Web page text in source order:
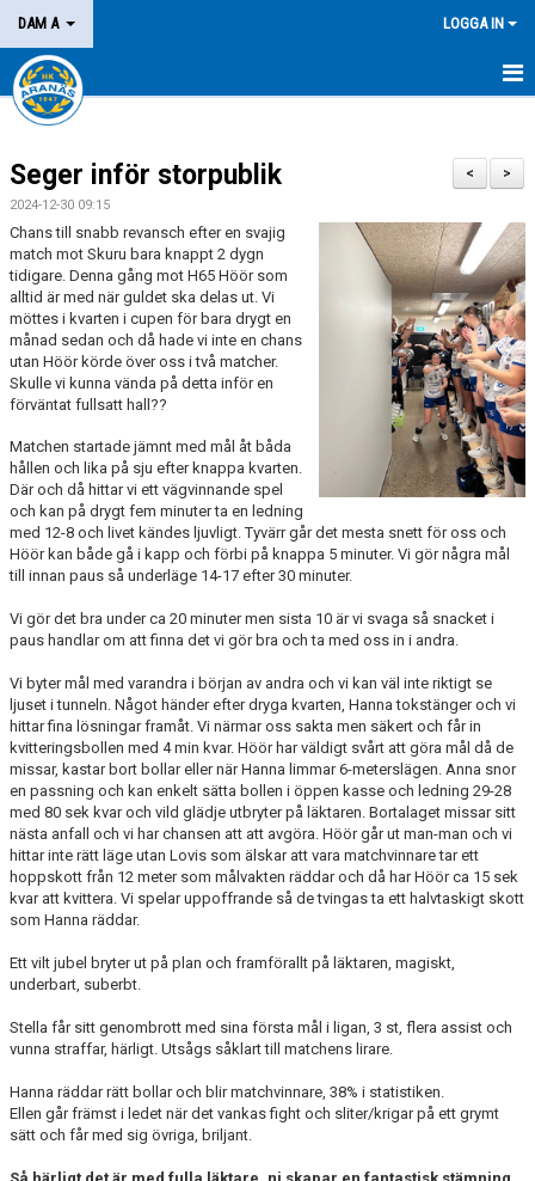
DAM A LOGGA IN
HEM
NYHETER
KALENDER
MATCHER
KONTAKT
>
<
Seger inför storpublik
2024-12-30 09:15
Chans till snabb revansch efter en svajig
match mot Skuru bara knappt 2 dygn
tidigare. Denna gång mot H65 Höör som
alltid är med när guldet ska delas ut. Vi
möttes i kvarten i cupen för bara drygt en
månad sedan och då hade vi inte en chans
utan Höör körde över oss i två matcher.
Skulle vi kunna vända på detta inför en
förväntat fullsatt hall??
Matchen startade jämnt med mål åt båda
hållen och lika på sju efter knappa kvarten.
Där och då hittar vi ett vägvinnande spel
och kan på drygt fem minuter ta en ledning
med 12-8 och livet kändes ljuvligt. Tyvärr går det mesta snett för oss och
Höör kan både gå i kapp och förbi på knappa 5 minuter. Vi gör några mål
till innan paus så underläge 14-17 efter 30 minuter.
Vi gör det bra under ca 20 minuter men sista 10 är vi svaga så snacket i
paus handlar om att finna det vi gör bra och ta med oss in i andra.
Vi byter mål med varandra i början av andra och vi kan väl inte riktigt se
ljuset i tunneln. Något händer efter dryga kvarten, Hanna tokstänger och vi
hittar fina lösningar framåt. Vi närmar oss sakta men säkert och får in
kvitteringsbollen med 4 min kvar. Höör har väldigt svårt att göra mål då de
missar, kastar bort bollar eller när Hanna limmar 6-meterslägen. Anna snor
en passning och kan enkelt sätta bollen i öppen kasse och ledning 29-28
med 80 sek kvar och vild glädje utbryter på läktaren. Bortalaget missar sitt
nästa anfall och vi har chansen att att avgöra. Höör går ut man-man och vi
hittar inte rätt läge utan Lovis som älskar att vara matchvinnare tar ett
hoppskott från 12 meter som målvakten räddar och då har Höör ca 15 sek
kvar att kvittera. Vi spelar uppoffrande så de tvingas ta ett halvtaskigt skott
som Hanna räddar.
Ett vilt jubel bryter ut på plan och framförallt på läktaren, magiskt,
underbart, suberbt.
Stella får sitt genombrott med sina första mål i ligan, 3 st, flera assist och
vunna straffar, härligt. Utsågs såklart till matchens lirare.
Hanna räddar rätt bollar och blir matchvinnare, 38% i statistiken.
Ellen går främst i ledet när det vankas fight och sliter/krigar på ett grymt
sätt och får med sig övriga, briljant.